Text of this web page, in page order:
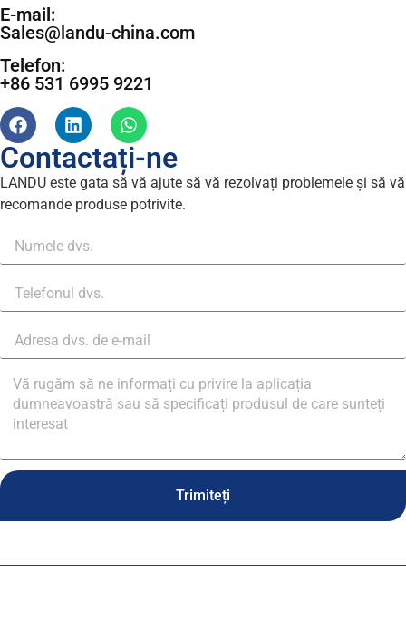
E-mail:
Sales@landu-china.com
Telefon:
+86 531 6995 9221
Contactați-ne
LANDU este gata să vă ajute să vă rezolvați problemele și să vă
recomande produse potrivite.
Trimiteți